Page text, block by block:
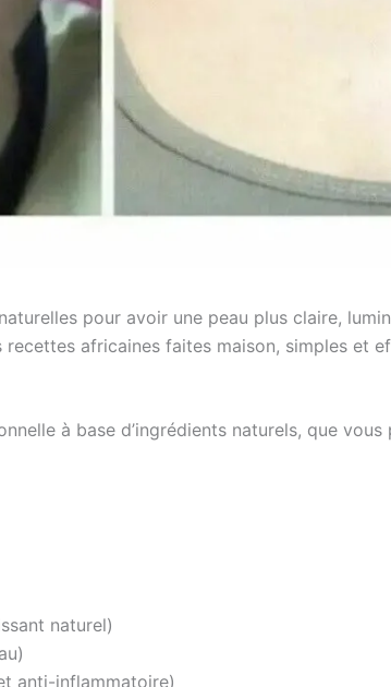
pour avoir une peau plus claire,
recettes africaines faites maison, simples et
à base d’ingrédients naturels, que
naturel)
anti-inflammatoire)